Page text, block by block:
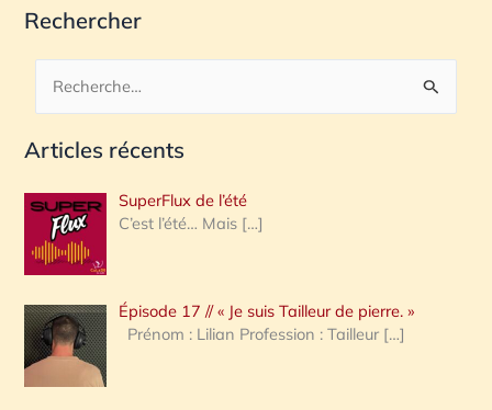
Rechercher
c
e
r
c
h
e
Articles récents
SuperFlux de l’été
C’est l’été… Mais […]
Épisode 17 // « Je suis Tailleur de pierre. »
Prénom : Lilian Profession : Tailleur […]